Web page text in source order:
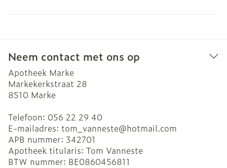
Neem contact met ons op
Apotheek Marke
Markekerkstraat 28
8510 Marke
Telefoon: 056 22 29 40
E-mailadres: tom_vanneste@hotmail.com
APB nummer: 342701
Apotheek titularis: Tom Vanneste
BTW nummer: BE0860456811